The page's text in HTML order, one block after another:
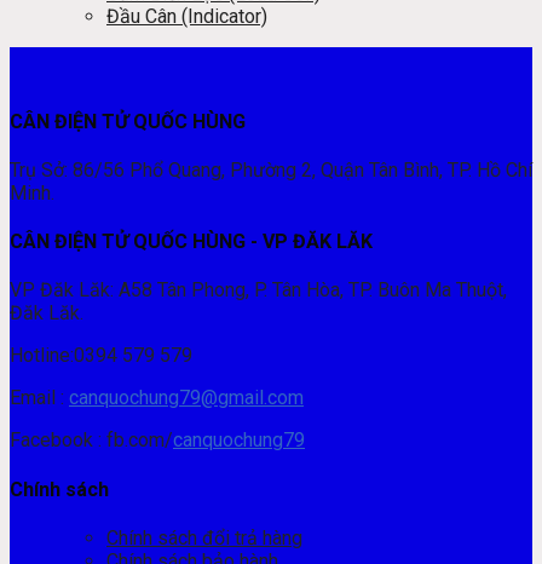
Đầu Cân (Indicator)
CÂN ĐIỆN TỬ QUỐC HÙNG
Trụ Sở: 86/56 Phổ Quang, Phường 2, Quận Tân Bình, TP. Hồ Chí
Minh.
CÂN ĐIỆN TỬ QUỐC HÙNG - VP ĐĂK LĂK
VP Đăk Lăk: A58 Tân Phong, P. Tân Hòa, TP. Buôn Ma Thuột,
Đăk Lăk.
Hotline:0394 579 579
Email : canquochung79@gmail.com
Facebook : fb.com/canquochung79
Chính sách
Chính sách đổi trả hàng